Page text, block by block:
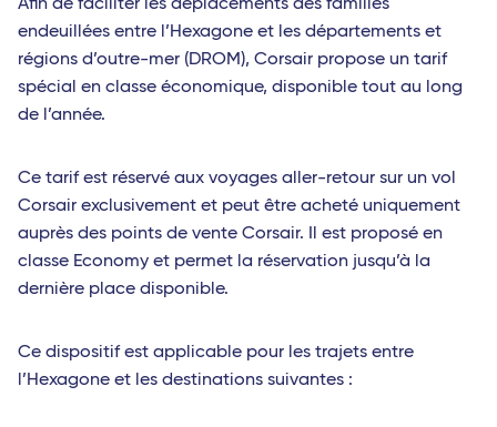
Afin de faciliter les déplacements des familles
endeuillées entre l’Hexagone et les départements et
régions d’outre-mer (DROM), Corsair propose un tarif
spécial en classe économique, disponible tout au long
de l’année.
Ce tarif est réservé aux voyages aller-retour sur un vol
Corsair exclusivement et peut être acheté uniquement
auprès des points de vente Corsair. Il est proposé en
classe Economy et permet la réservation jusqu’à la
dernière place disponible.
Ce dispositif est applicable pour les trajets entre
l’Hexagone et les destinations suivantes :